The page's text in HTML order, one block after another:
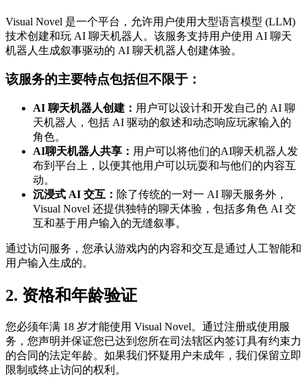
Visual Novel 是一个平台，允许用户使用大型语言模型 (LLM)
技术创建和玩 AI 聊天机器人。该服务支持用户使用 AI 聊天
机器人生成叙事驱动的 AI 聊天机器人创建体验。
该服务的主要特点包括但不限于：
AI 聊天机器人创建： 用户可以设计和开发自己的 AI 聊
天机器人，包括 AI 驱动的叙述和动态响应玩家输入的
角色。
AI聊天机器人共享： 用户可以将他们的AI聊天机器人发
布到平台上，以便其他用户可以玩耍和与他们的内容互
动。
沉浸式 AI 交互： 除了传统的一对一 AI 聊天服务外，
Visual Novel 还提供独特的聊天体验，包括多角色 AI 交
互和基于用户输入的无缝叙事。
通过访问服务，您承认游戏内的内容和交互是通过人工智能和
用户输入生成的。
2. 资格和年龄验证
您必须年满 18 岁才能使用 Visual Novel。通过注册或使用服
务，您声明并保证您已达到您所在司法辖区内签订具有约束力
的合同的法定年龄。如果我们怀疑用户未成年，我们保留立即
限制或终止访问的权利。